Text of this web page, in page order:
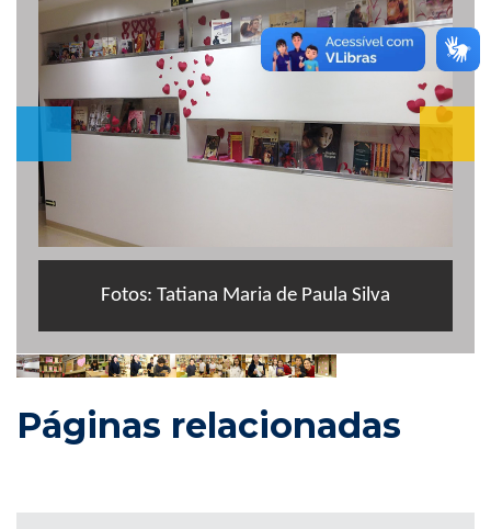
Fotos: Tatiana Maria de Paula Silva
Páginas relacionadas